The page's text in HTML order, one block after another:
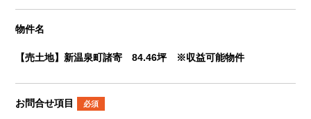
物件名
【売土地】新温泉町諸寄 84.46坪 ※収益可能物件
お問合せ項目 必須